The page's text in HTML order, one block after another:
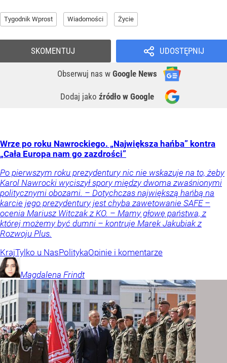
Tygodnik Wprost Wiadomości Życie
UDOSTĘPNIJ
Obserwuj nas w Google News
Dodaj jako źródło w Google
SKOMENTUJ
Wrze po roku Nawrockiego. „Największa hańba” kontra
„Cała Europa nam go zazdrości”
Po pierwszym roku prezydentury nic nie wskazuje na to, żeby
Karol Nawrocki wyciszył spory między dwoma zwaśnionymi
politycznymi obozami. – Dotychczas największą hańbą na
karcie jego prezydentury jest chyba zawetowanie SAFE –
ocenia Mariusz Witczak z KO. – Mamy głowę państwa, z
której możemy być dumni – kontruje Marek Jakubiak z
Rozwoju Plus.
KrajTylko u NasPolitykaOpinie i komentarze
Magdalena Frindt